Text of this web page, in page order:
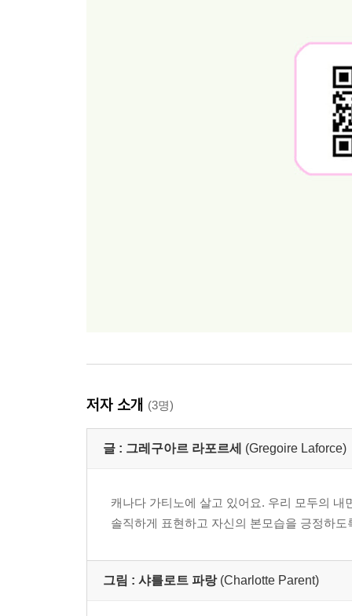
저자 소개 (3명)
글 : 그레구아르 라포르세 (Gregoire Laforce)
캐나다 가티노에 살고 있어요. 우리 모두의
솔직하게 표현하고 자신의 본모습을 긍정하
그림 : 샤를로트 파랑 (Charlotte Parent)